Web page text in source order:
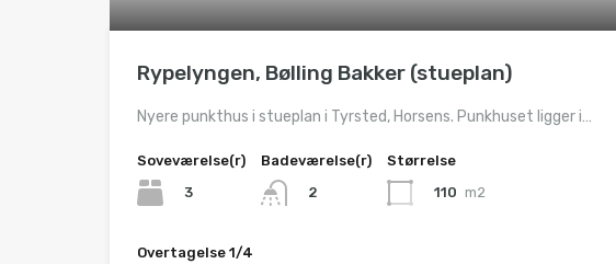
Rypelyngen, Bølling Bakker (stueplan)
Nyere punkthus i stueplan i Tyrsted, Horsens. Punkhuset ligger i…
Soveværelse(r)
3
Badeværelse(r)
2
Størrelse
110 m2
Overtagelse 1/4